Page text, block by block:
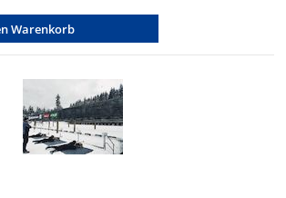
Warenkorb